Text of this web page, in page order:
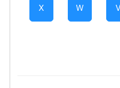
V
W
X